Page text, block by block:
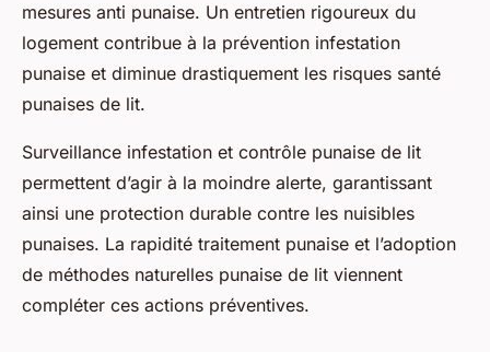
mesures anti punaise. Un entretien rigoureux du
logement contribue à la prévention infestation
punaise et diminue drastiquement les risques santé
punaises de lit.
Surveillance infestation et contrôle punaise de lit
permettent d’agir à la moindre alerte, garantissant
ainsi une protection durable contre les nuisibles
punaises. La rapidité traitement punaise et l’adoption
de méthodes naturelles punaise de lit viennent
compléter ces actions préventives.